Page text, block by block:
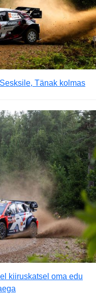
Tänak kolmas
kiiruskatsel oma edu